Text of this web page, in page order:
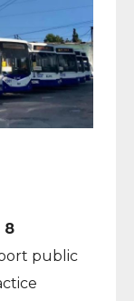
8
public